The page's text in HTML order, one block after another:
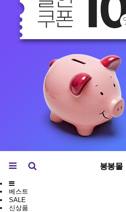
봉봉몰
베스트
SALE
신상품